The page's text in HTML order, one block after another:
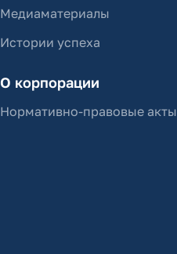
Медиаматериалы
Истории успеха
О корпорации
Нормативно-правовые акты